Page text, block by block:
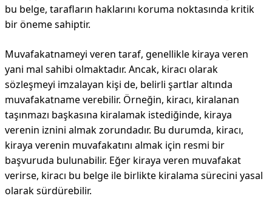
bu belge, tarafların haklarını koruma noktasında kritik
bir öneme sahiptir.
Muvafakatnameyi veren taraf, genellikle kiraya veren
yani mal sahibi olmaktadır. Ancak, kiracı olarak
sözleşmeyi imzalayan kişi de, belirli şartlar altında
muvafakatname verebilir. Örneğin, kiracı, kiralanan
taşınmazı başkasına kiralamak istediğinde, kiraya
verenin iznini almak zorundadır. Bu durumda, kiracı,
kiraya verenin muvafakatını almak için resmi bir
başvuruda bulunabilir. Eğer kiraya veren muvafakat
verirse, kiracı bu belge ile birlikte kiralama sürecini yasal
olarak sürdürebilir.